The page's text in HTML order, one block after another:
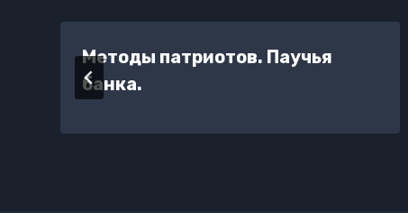
Методы патриотов. Паучья
банка.